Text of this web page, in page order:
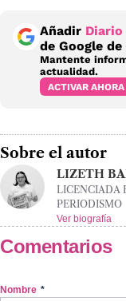
Añadir
de Google
Mantente
actualidad.
ACTIVAR AHORA
Sobre el autor
LIZETH
LICENCIADA
PERIODISMO
Ver biografía
Comentarios
Nombre *